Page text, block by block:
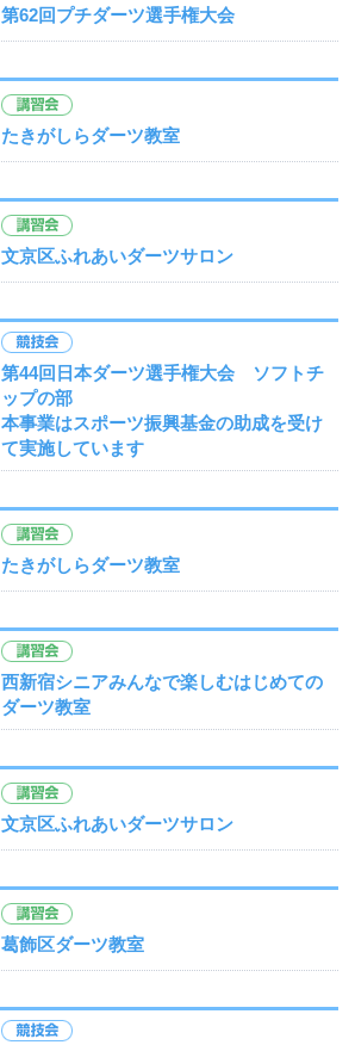
第62回プチダーツ選手権大会
たきがしらダーツ教室
文京区ふれあいダーツサロン
第44回日本ダーツ選手権大会 ソフトチ
ップの部
本事業はスポーツ振興基金の助成を受け
て実施しています
たきがしらダーツ教室
西新宿シニアみんなで楽しむはじめての
ダーツ教室
文京区ふれあいダーツサロン
葛飾区ダーツ教室